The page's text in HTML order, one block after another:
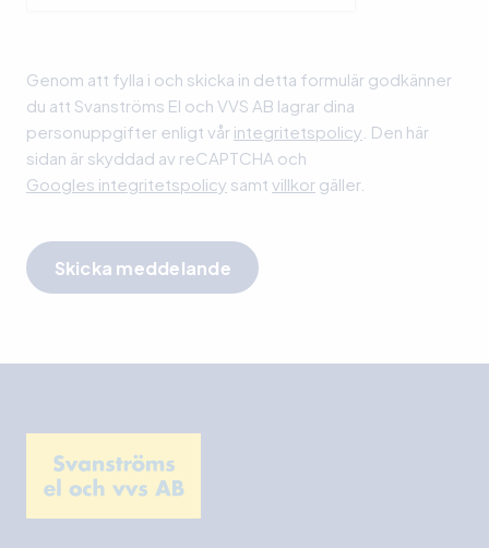
Genom att fylla i och skicka in detta formulär godkänner
du att Svanströms El och VVS AB lagrar dina
personuppgifter enligt vår integritetspolicy . Den här
sidan är skyddad av reCAPTCHA och
Googles integritetspolicy samt villkor gäller.